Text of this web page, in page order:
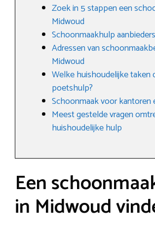
Zoek in 5 stappen een
Midwoud
Schoonmaakhulp aanbieders
Adressen van
Midwoud
Welke huishoudelijke taken
poetshulp?
Schoonmaak voor kantoren
Meest gestelde vragen
huishoudelijke hulp
Een
in Midwoud